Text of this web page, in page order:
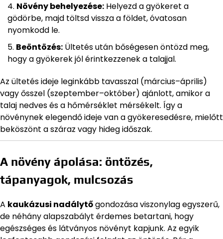
Növény behelyezése: Helyezd a gyökeret a
gödörbe, majd töltsd vissza a földet, óvatosan
nyomkodd le.
Beöntözés: Ültetés után bőségesen öntözd meg,
hogy a gyökerek jól érintkezzenek a talajjal.
Az ültetés ideje leginkább tavasszal (március–április)
vagy ősszel (szeptember–október) ajánlott, amikor a
talaj nedves és a hőmérséklet mérsékelt. Így a
növénynek elegendő ideje van a gyökeresedésre, mielőtt
beköszönt a száraz vagy hideg időszak.
A növény ápolása: öntözés,
tápanyagok, mulcsozás
A kaukázusi nadálytőgondozása viszonylag egyszerű,
de néhány alapszabályt érdemes betartani, hogy
egészséges és látványos növényt kapjunk. Az egyik